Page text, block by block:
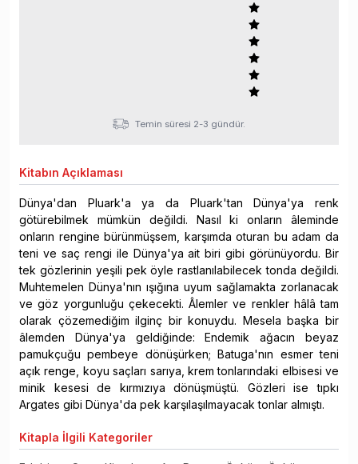
Temin süresi 2-3 gündür.
Kitabın Açıklaması
Dünya'dan Pluark'a ya da Pluark'tan Dünya'ya renk
götürebilmek mümkün değildi. Nasıl ki onların âleminde
onların rengine bürünmüşsem, karşımda oturan bu adam da
teni ve saç rengi ile Dünya'ya ait biri gibi görünüyordu. Bir
tek gözlerinin yeşili pek öyle rastlanılabilecek tonda değildi.
Muhtemelen Dünya'nın ışığına uyum sağlamakta zorlanacak
ve göz yorgunluğu çekecekti. Âlemler ve renkler hâlâ tam
olarak çözemediğim ilginç bir konuydu. Mesela başka bir
âlemden Dünya'ya geldiğinde: Endemik ağacın beyaz
pamukçuğu pembeye dönüşürken; Batuga'nın esmer teni
açık renge, koyu saçları sarıya, krem tonlarındaki elbisesi ve
minik kesesi de kırmızıya dönüşmüştü. Gözleri ise tıpkı
Argates gibi Dünya'da pek karşılaşılmayacak tonlar almıştı.
Kitapla İlgili Kategoriler